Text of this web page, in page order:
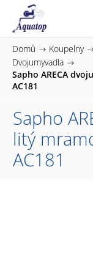
Domů / Koupelny /
Dvojumyvadla /
Sapho ARECA
AC181
Sapho
litý
AC181